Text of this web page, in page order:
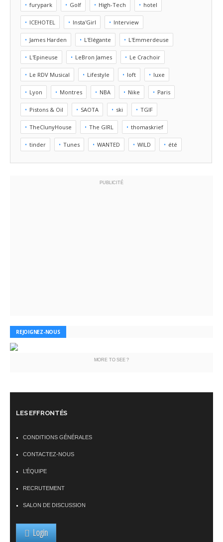
furypark Golf High-Tech hotel
ICEHOTEL Insta'Girl Interview
James Harden L'Elégante L'Emmerdeuse
L'Epineuse LeBron James Le Crachoir
Le RDV Musical Lifestyle loft luxe
Lyon Montres NBA Nike Paris
Pistons & Oil SAOTA ski TGIF
TheClunyHouse The GIRL thomaskrief
tinder Tunes WANTED WILD été
PUBLICITÉ
REJOIGNEZ-NOUS
MORE TO SEE ?
LES EFFRONTÉS
CONDITIONS GÉNÉRALES
CONTACTEZ-NOUS
L’ÉQUIPE
RECRUTEMENT
SALON DE DISCUSSION
Login